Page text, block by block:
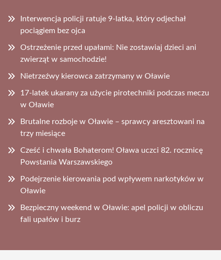
Interwencja policji ratuje 9-latka, który odjechał
pociągiem bez ojca
Ostrzeżenie przed upałami: Nie zostawiaj dzieci ani
zwierząt w samochodzie!
Nietrzeźwy kierowca zatrzymany w Oławie
17-latek ukarany za użycie pirotechniki podczas meczu
w Oławie
Brutalne rozboje w Oławie – sprawcy aresztowani na
trzy miesiące
Cześć i chwała Bohaterom! Oława uczci 82. rocznicę
Powstania Warszawskiego
Podejrzenie kierowania pod wpływem narkotyków w
Oławie
Bezpieczny weekend w Oławie: apel policji w obliczu
fali upałów i burz